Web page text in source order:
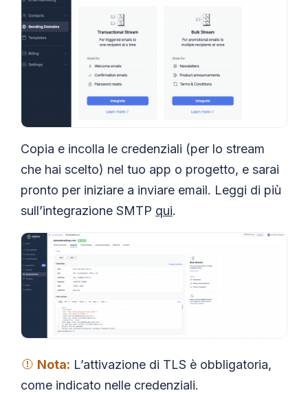
Copia e incolla le credenziali (per lo stream
che hai scelto) nel tuo app o progetto, e sarai
pronto per iniziare a inviare email. Leggi di più
sull’integrazione SMTP qui.
Nota: L’attivazione di TLS è obbligatoria,
come indicato nelle credenziali.